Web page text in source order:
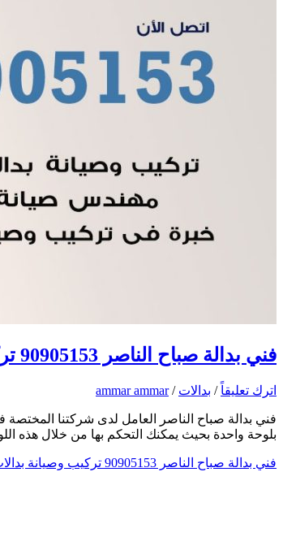
فني بدالة صباح الناصر 90905153 تركيب وصيانة بدالات الكويت
اترك تعليقاً / بدالات /
ammar ammar
فني بدالة صباح الناصر العامل لدى شركتنا المختصة
بلوحة واحدة بحيث يمكنك التحكم بها من خلال هذه
فني بدالة صباح الناصر 90905153 تركيب وصيانة بدالات الكويت